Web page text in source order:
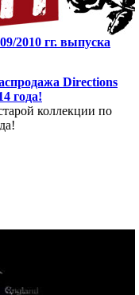
2010 гг. выпуска
Directions
года!
коллекции по